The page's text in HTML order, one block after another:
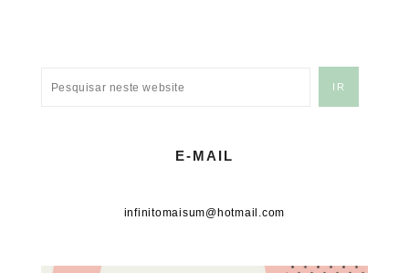
E-MAIL
infinitomaisum@hotmail.com